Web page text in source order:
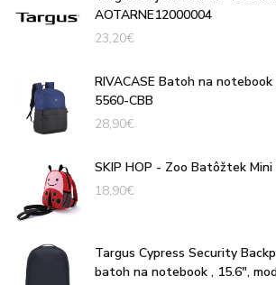
AOTARNE12000004
23,20€
RIVACASE Batoh na
5560-CBB
28,90€
SKIP HOP - Zoo Batôžtek Mini
18,90€
Targus Cypress Security
batoh na notebook , 15.6",